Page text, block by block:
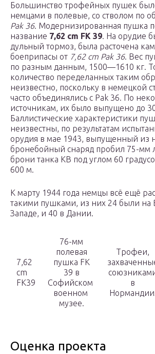
Большинство трофейных пушек
немцами в полевые, со стволом по
Pak 36. Модернизированная пушка
название 7,62 cm FK 39. На орудие
дульный тормоз, была расточена
боеприпасы от 7,62 cm Pak 36. Вес
по разным данным, 1500—1610 кг.
количество переделанных таким
неизвестно, поскольку в немецкой
часто объединялись с Pak 36. По
источникам, их было выпущено до
Баллистические характеристики
неизвестны, по результатам
орудия в мае 1943, выпущенный из
бронебойный снаряд пробил 75-мм
брони танка КВ под углом 60
600 м.
К марту 1944 года немцы всё ещё
такими пушками, из них 24 были на
Западе, и 40 в Дании.
7,62
cm
FK39
76-мм
полевая
пушка FK
39 в
Софийском
военном
музее.
Трофеи,
в
Оценка проекта